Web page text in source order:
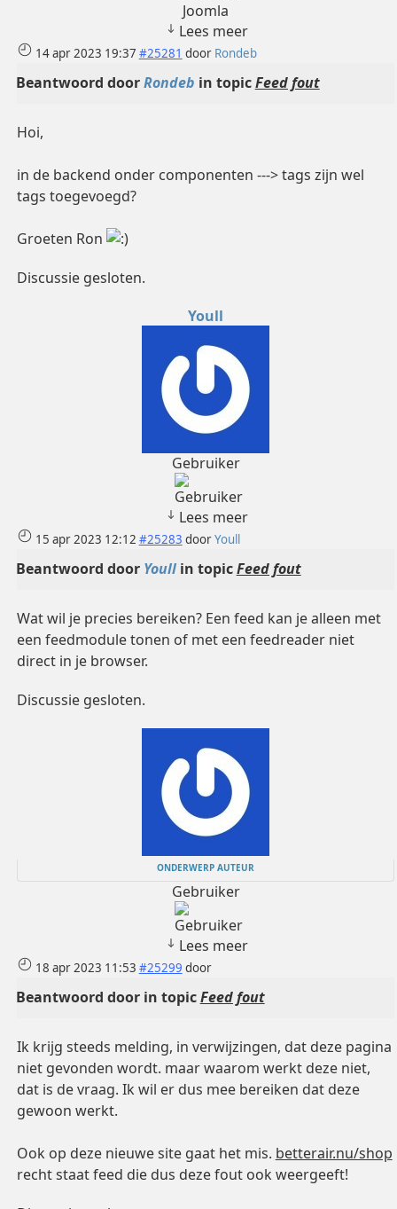
Joomla
Lees meer
14 apr 2023 19:37 #25281 door Rondeb
Beantwoord doorRondeb in topicFeed fout
Hoi,
in de backend onder componenten ---> tags zijn wel
tags toegevoegd?
Groeten Ron
Discussie gesloten.
Youll
Gebruiker
Lees meer
15 apr 2023 12:12 #25283 doorYoull
Beantwoord door Youllin topicFeed fout
Wat wil je precies bereiken? Een feed kan je alleen met
een feedmodule tonen of met een feedreader niet
direct in je browser.
Discussie gesloten.
ONDERWERP AUTEUR
Gebruiker
Lees meer
18 apr 2023 11:53 #25299 door
Beantwoord door in topicFeed fout
Ik krijg steeds melding, in verwijzingen, dat deze pagina
niet gevonden wordt. maar waarom werkt deze niet,
dat is de vraag. Ik wil er dus mee bereiken dat deze
gewoon werkt.
Ook op deze nieuwe site gaat het mis. betterair.nu/shop
recht staat feed die dus deze fout ook weergeeft!